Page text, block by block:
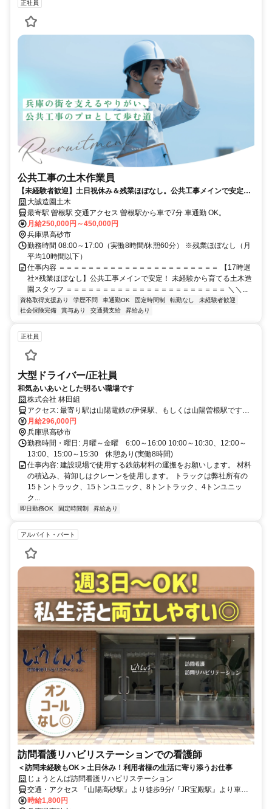
正社員
公共工事の土木作業員
【未経験者歓迎】土日祝休み＆残業ほぼなし。公共工事メインで安定感
抜群！
大誠造園土木
最寄駅 曽根駅 交通アクセス 曽根駅から車で7分 車通勤 OK。
月給250,000円～450,000円
兵庫県高砂市
勤務時間 08:00～17:00（実働8時間/休憩60分） ※残業ほぼなし（月
平均10時間以下）
仕事内容 ＝＝＝＝＝＝＝＝＝＝＝＝＝＝＝＝＝＝＝＝＝＝ 【17時退
社×残業ほぼなし】公共工事メインで安定！ 未経験から育てる土木造
園スタッフ ＝＝＝＝＝＝＝＝＝＝＝＝＝＝＝＝＝＝＝＝＝＝ ＼＼...
資格取得支援あり 学歴不問 車通勤OK 固定時間制 転勤なし
未経験者歓迎
社会保険完備
賞与あり 交通費支給 昇給あり
正社員
大型ドライバー/正社員
和気あいあいとした明るい職場です
株式会社 林田組
アクセス: 最寄り駅は山陽電鉄の伊保駅、もしくは山陽曽根駅です。
伊保駅から徒歩20分、山陽曽根駅から徒歩15分。
月給296,000円
兵庫県高砂市
勤務時間・曜日: 月曜～金曜 6:00～16:00 10:00～10:30、12:00～
13:00、15:00～15:30 休憩あり(実働8時間)
仕事内容: 建設現場で使用する鉄筋材料の運搬をお願いします。 材料
の積込み、荷卸しはクレーンを使用します。 トラックは弊社所有の
15トントラック、15トンユニック、8トントラック、4トンユニッ
ク...
即日勤務OK 固定時間制 昇給あり
アルバイト・パート
訪問看護リハビリステーションでの看護師
＜訪問未経験もOK＞土日休み！利用者様の生活に寄り添うお仕事
じょうとんば訪問看護リハビリステーション
交通・アクセス 『山陽高砂駅』より徒歩9分/『JR宝殿駅』より車で
13分/加古川駅より車で15分
時給1,800円